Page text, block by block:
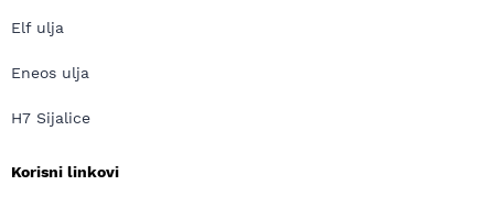
Elf ulja
Eneos ulja
H7 Sijalice
Korisni linkovi